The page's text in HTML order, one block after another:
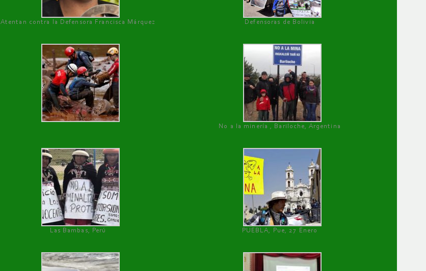
Atentan contra la Defensora Francisca Márquez Defensoras de Bolivia
No a la minería , Bariloche, Argentina
Las Bambas, Perú PUEBLA, Pue, 27 Enero